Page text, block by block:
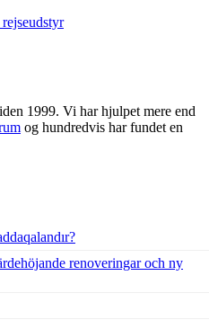
1999. Vi har hjulpet mere end
og hundredvis har fundet en
renoveringar och ny